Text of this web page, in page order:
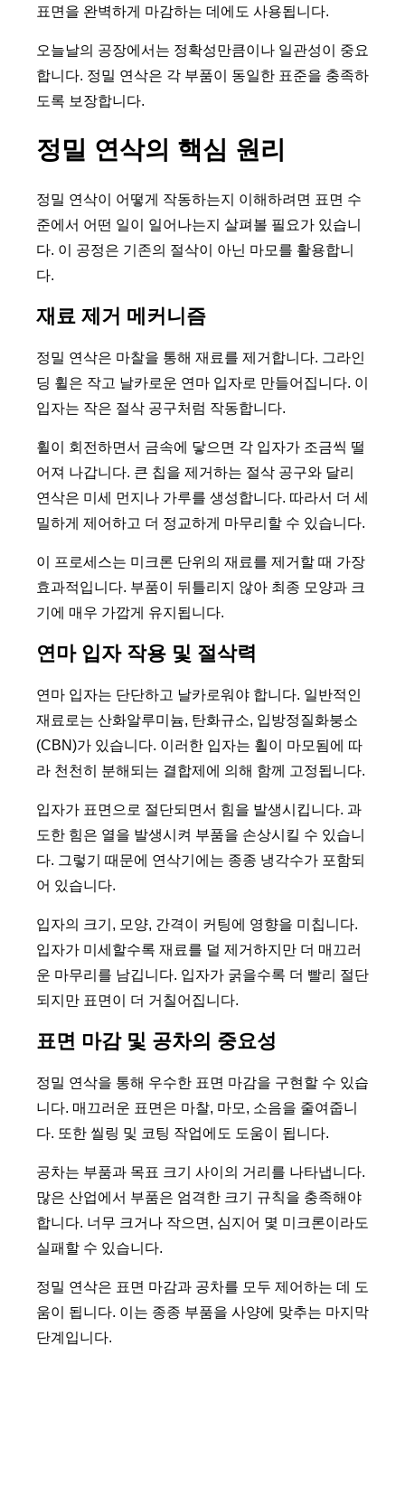
표면을 완벽하게 마감하는 데에도 사용됩니다.
오늘날의 공장에서는 정확성만큼이나 일관성이 중요
합니다. 정밀 연삭은 각 부품이 동일한 표준을 충족하
도록 보장합니다.
정밀 연삭의 핵심 원리
정밀 연삭이 어떻게 작동하는지 이해하려면 표면 수
준에서 어떤 일이 일어나는지 살펴볼 필요가 있습니
다. 이 공정은 기존의 절삭이 아닌 마모를 활용합니
다.
재료 제거 메커니즘
정밀 연삭은 마찰을 통해 재료를 제거합니다. 그라인
딩 휠은 작고 날카로운 연마 입자로 만들어집니다. 이
입자는 작은 절삭 공구처럼 작동합니다.
휠이 회전하면서 금속에 닿으면 각 입자가 조금씩 떨
어져 나갑니다. 큰 칩을 제거하는 절삭 공구와 달리
연삭은 미세 먼지나 가루를 생성합니다. 따라서 더 세
밀하게 제어하고 더 정교하게 마무리할 수 있습니다.
이 프로세스는 미크론 단위의 재료를 제거할 때 가장
효과적입니다. 부품이 뒤틀리지 않아 최종 모양과 크
기에 매우 가깝게 유지됩니다.
연마 입자 작용 및 절삭력
연마 입자는 단단하고 날카로워야 합니다. 일반적인
재료로는 산화알루미늄, 탄화규소, 입방정질화붕소
(CBN)가 있습니다. 이러한 입자는 휠이 마모됨에 따
라 천천히 분해되는 결합제에 의해 함께 고정됩니다.
입자가 표면으로 절단되면서 힘을 발생시킵니다. 과
도한 힘은 열을 발생시켜 부품을 손상시킬 수 있습니
다. 그렇기 때문에 연삭기에는 종종 냉각수가 포함되
어 있습니다.
입자의 크기, 모양, 간격이 커팅에 영향을 미칩니다.
입자가 미세할수록 재료를 덜 제거하지만 더 매끄러
운 마무리를 남깁니다. 입자가 굵을수록 더 빨리 절단
되지만 표면이 더 거칠어집니다.
표면 마감 및 공차의 중요성
정밀 연삭을 통해 우수한 표면 마감을 구현할 수 있습
니다. 매끄러운 표면은 마찰, 마모, 소음을 줄여줍니
다. 또한 씰링 및 코팅 작업에도 도움이 됩니다.
공차는 부품과 목표 크기 사이의 거리를 나타냅니다.
많은 산업에서 부품은 엄격한 크기 규칙을 충족해야
합니다. 너무 크거나 작으면, 심지어 몇 미크론이라도
실패할 수 있습니다.
정밀 연삭은 표면 마감과 공차를 모두 제어하는 데 도
움이 됩니다. 이는 종종 부품을 사양에 맞추는 마지막
단계입니다.